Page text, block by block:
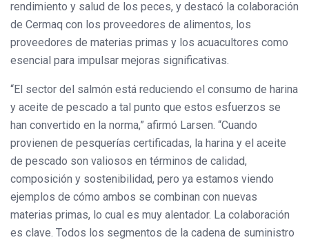
rendimiento y salud de los peces, y destacó la colaboración
de Cermaq con los proveedores de alimentos, los
proveedores de materias primas y los acuacultores como
esencial para impulsar mejoras significativas.
“El sector del salmón está reduciendo el consumo de harina
y aceite de pescado a tal punto que estos esfuerzos se
han convertido en la norma,” afirmó Larsen. “Cuando
provienen de pesquerías certificadas, la harina y el aceite
de pescado son valiosos en términos de calidad,
composición y sostenibilidad, pero ya estamos viendo
ejemplos de cómo ambos se combinan con nuevas
materias primas, lo cual es muy alentador. La colaboración
es clave. Todos los segmentos de la cadena de suministro